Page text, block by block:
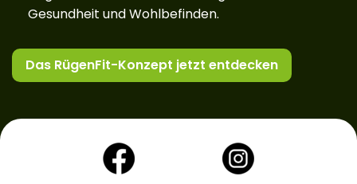
Gesundheit und Wohlbefinden.
Das RügenFit-Konzept jetzt entdecken